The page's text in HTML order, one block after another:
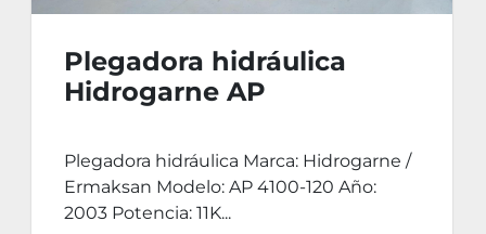
Plegadora hidráulica
Hidrogarne AP
Plegadora hidráulica Marca: Hidrogarne /
Ermaksan Modelo: AP 4100-120 Año:
2003 Potencia: 11K...